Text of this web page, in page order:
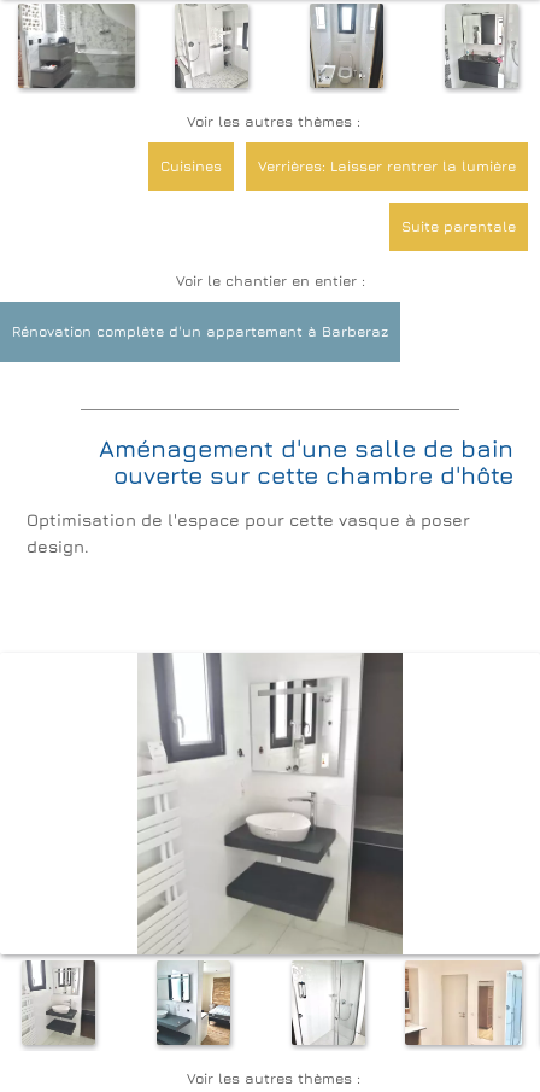
Voir le chantier en entier :
Rénovation complète d'un appartement à Barberaz
Voir les autres thèmes :
Verrières: Laisser rentrer la lumière
Cuisines
Suite parentale
Voir les autres thèmes :
Aménagement d'une salle de bain
ouverte sur cette chambre d'hôte
Optimisation de l'espace pour cette vasque à poser
design.